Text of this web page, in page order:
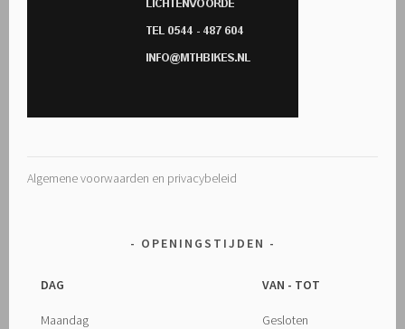
Algemene voorwaarden en privacybeleid
OPENINGSTIJDEN
DAG VAN - TOT
Maandag Gesloten